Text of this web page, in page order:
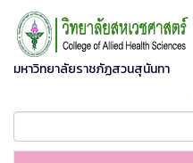
มหาวิทยาลัยราชภัฏสวนสุนันทา